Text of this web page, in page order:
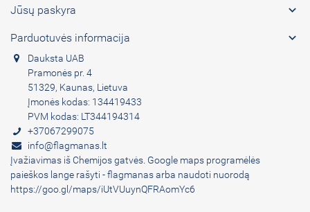
Jūsų paskyra 
Parduotuvės informacija 
Dauksta UAB
Pramonės pr. 4
51329, Kaunas, Lietuva
Įmonės kodas: 134419433
PVM kodas: LT344194314
+37067299075
info@flagmanas.lt
Įvažiavimas iš Chemijos gatvės. Google maps programėlės
paieškos lange rašyti - flagmanas arba naudoti nuorodą
https://goo.gl/maps/iUtVUuynQFRAomYc6